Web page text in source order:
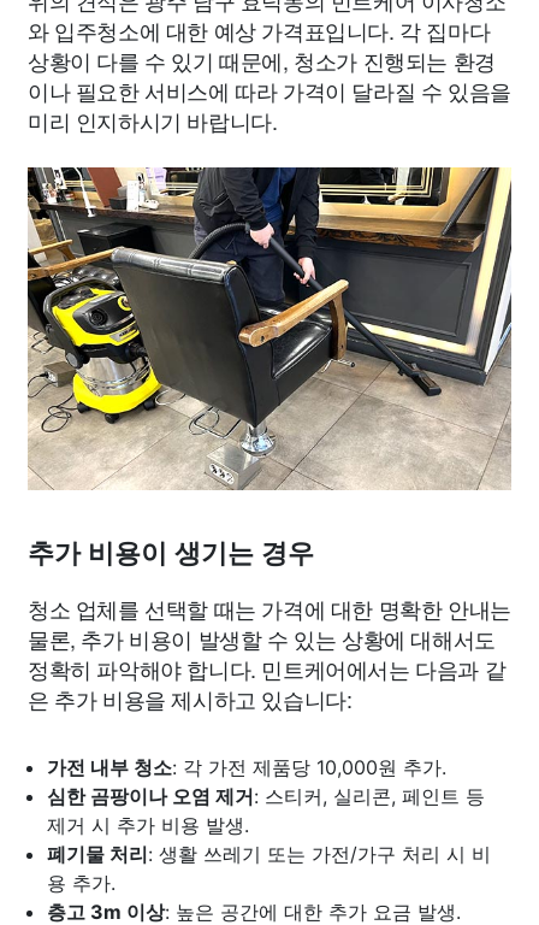
와 입주청소에 대한 예상 가격표입니다. 각 집마다
상황이 다를 수 있기 때문에, 청소가 진행되는 환경
이나 필요한 서비스에 따라 가격이 달라질 수 있음을
미리 인지하시기 바랍니다.
추가 비용이 생기는 경우
청소 업체를 선택할 때는 가격에 대한 명확한 안내는
물론, 추가 비용이 발생할 수 있는 상황에 대해서도
정확히 파악해야 합니다. 민트케어에서는 다음과 같
은 추가 비용을 제시하고 있습니다:
가전 내부 청소: 각 가전 제품당 10,000원 추가.
심한 곰팡이나 오염 제거: 스티커, 실리콘, 페인트 등
제거 시 추가 비용 발생.
폐기물 처리: 생활 쓰레기 또는 가전/가구 처리 시 비
용 추가.
층고 3m 이상: 높은 공간에 대한 추가 요금 발생.